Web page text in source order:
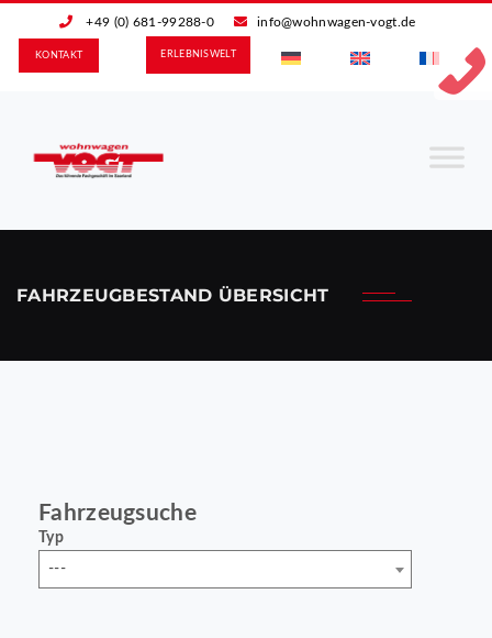
+49 (0) 681-99288-0 info@wohnwagen-vogt.de
ERLEBNIS­WELT
KONTAKT
FAHRZEUGBESTAND ÜBERSICHT
Fahrzeugsuche
Typ
---